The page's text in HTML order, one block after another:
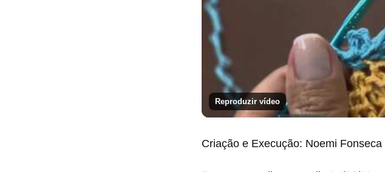
Reproduzir vídeo
Criação e Execução: Noemi Fonseca